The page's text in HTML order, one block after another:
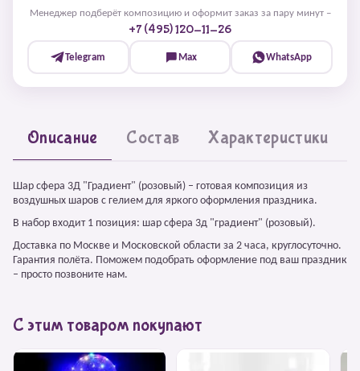
Менеджер подберёт композицию и оформит заказ за пару минут –
+7 (495) 120-11-26
Telegram Max WhatsApp
Описание Состав Характеристики
Шар сфера 3Д "Градиент" (розовый) – готовая композиция из
воздушных шаров с гелием для яркого оформления праздника.
В набор входит 1 позиция: шар сфера 3д "градиент" (розовый).
Доставка по Москве и Московской области за 2 часа, круглосуточно.
Гарантия полёта. Поможем подобрать оформление под ваш праздник
– просто позвоните нам.
С этим товаром покупают